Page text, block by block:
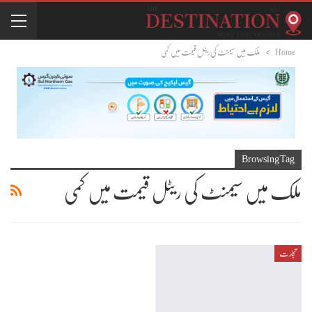
Home ملک میں سیمنٹ کی ریٹل قیمت میں کمی
Browsing Tag
ملک میں سیمنٹ کی ریٹل قیمت میں کمی
تجارت